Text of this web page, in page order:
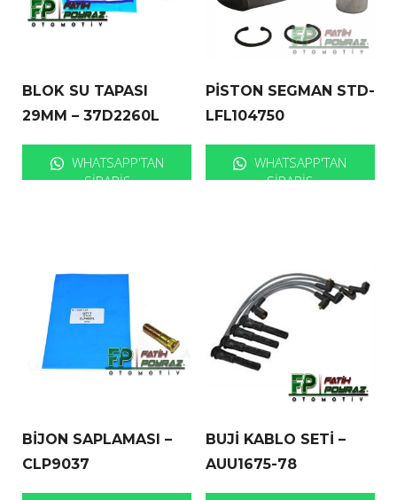
BLOK SU TAPASI
29MM – 37D2260L
WHATSAPP'TAN
SIPARIŞ
PİSTON SEGMAN STD-
LFL104750
WHATSAPP'TAN
SIPARIŞ
BİJON SAPLAMASI –
CLP9037
BUJİ KABLO SETİ –
AUU1675-78